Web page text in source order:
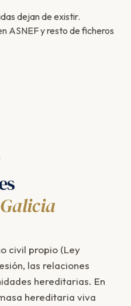
dejan de existir.
ASNEF y resto de ficheros
Galicia
civil propio (Ley
las relaciones
hereditarias. En
hereditaria viva